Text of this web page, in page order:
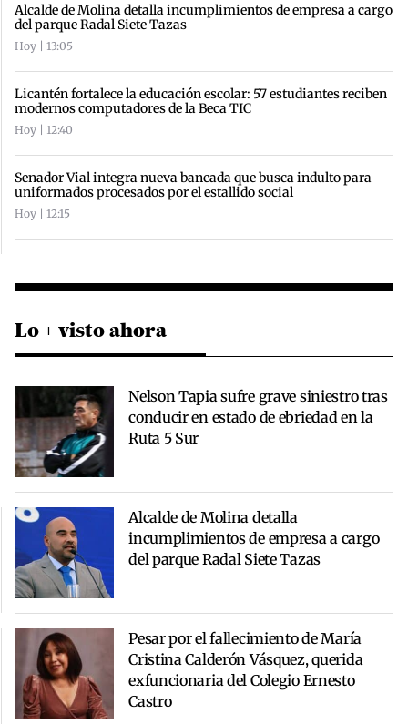
Alcalde de Molina detalla incumplimientos de empresa a cargo
del parque Radal Siete Tazas
Hoy | 13:05
Licantén fortalece la educación escolar: 57 estudiantes reciben
modernos computadores de la Beca TIC
Hoy | 12:40
Senador Vial integra nueva bancada que busca indulto para
uniformados procesados por el estallido social
Hoy | 12:15
Lo + visto ahora
Nelson Tapia sufre grave siniestro tras
conducir en estado de ebriedad en la
Ruta 5 Sur
Alcalde de Molina detalla
incumplimientos de empresa a cargo
del parque Radal Siete Tazas
Pesar por el fallecimiento de María
Cristina Calderón Vásquez, querida
exfuncionaria del Colegio Ernesto
Castro